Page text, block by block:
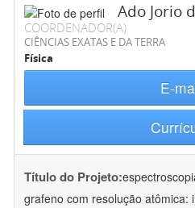
Ado Jorio
COORDENADOR(A)
CIÊNCIAS EXATAS E DA TERRA
Física
E-
Título do Projeto:
grafeno com resolução atômica: